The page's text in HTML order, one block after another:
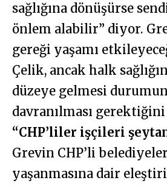
sağlığına dönüşürse
önlem alabilir” diyor.
gereği yaşamı
Çelik, ancak halk
düzeye gelmesi
davranılması
“CHP’liler işçileri
Grevin CHP’li
yaşanmasına dair